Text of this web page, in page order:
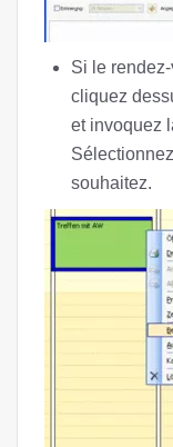
Si le
cliquez
et invoquez
souhaitez.